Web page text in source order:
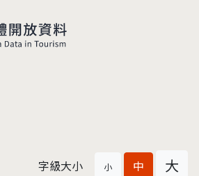
字級大小 小 中 大